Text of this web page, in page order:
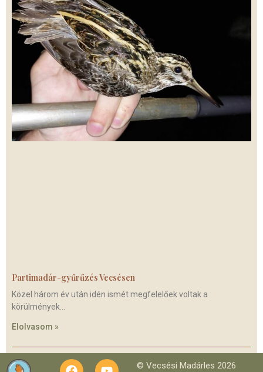
Partimadár-gyűrűzés Vecsésen
Közel három év után idén ismét megfelelőek voltak a
körülmények
Elolvasom »
© Vecsési Madárles 2026